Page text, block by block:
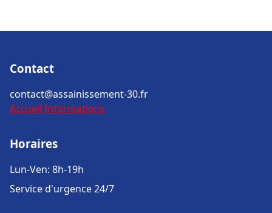
Contact
contact@assainissement-30.fr
Accueil Informations
Horaires
Lun-Ven: 8h-19h
Service d'urgence 24/7